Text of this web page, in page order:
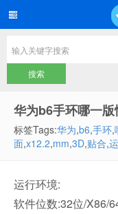
华为b6手环哪一
标签Tags:华为,b6,手环,
面,x12.2,mm,3D,贴合,
运行环境:
软件位数:32位/X86/